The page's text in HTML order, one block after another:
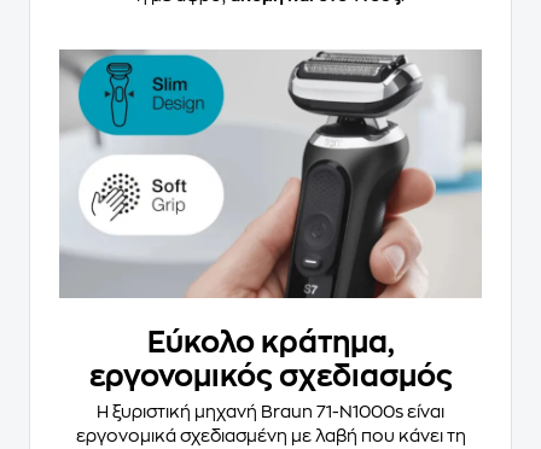
Εύκολο κράτημα,
εργονομικός σχεδιασμός
H ξυριστική μηχανή Braun 71-N1000s είναι
εργονομικά σχεδιασμένη με λαβή που κάνει τη